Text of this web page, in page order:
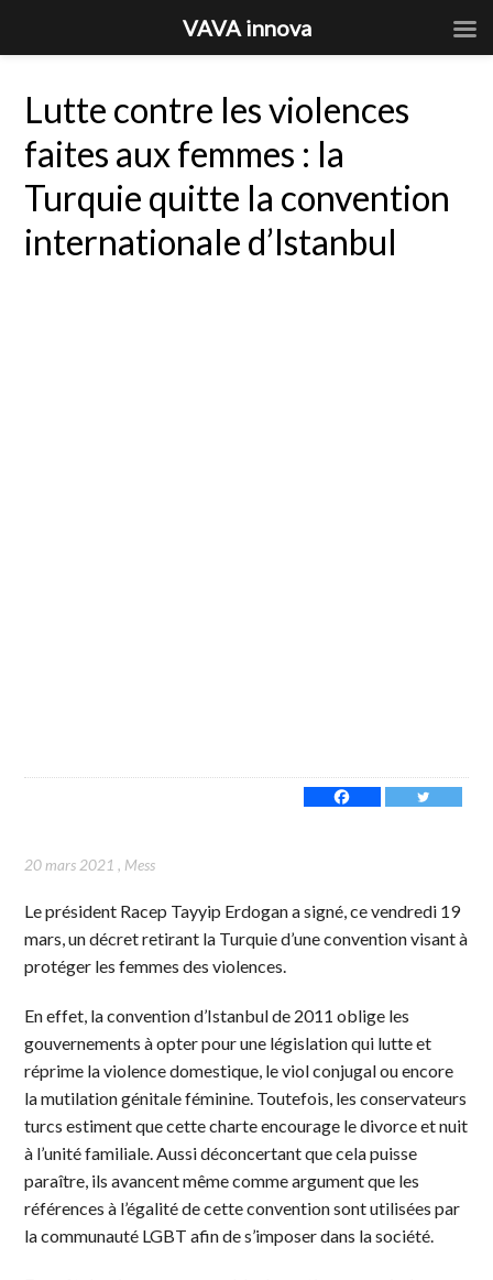
Lutte contre les violences
faites aux femmes : la
Turquie quitte la convention
internationale d’Istanbul
20 mars 2021 , Mess
Le président Racep Tayyip Erdogan a signé, ce vendredi 19
mars, un décret retirant la Turquie d’une convention visant à
protéger les femmes des violences.
En effet, la convention d’Istanbul de 2011 oblige les
gouvernements à opter pour une législation qui lutte et
réprime la violence domestique, le viol conjugal ou encore
la mutilation génitale féminine. Toutefois, les conservateurs
turcs estiment que cette charte encourage le divorce et nuit
à l’unité familiale. Aussi déconcertant que cela puisse
paraître, ils avancent même comme argument que les
références à l’égalité de cette convention sont utilisées par
la communauté LGBT afin de s’imposer dans la société.
VAVA innova